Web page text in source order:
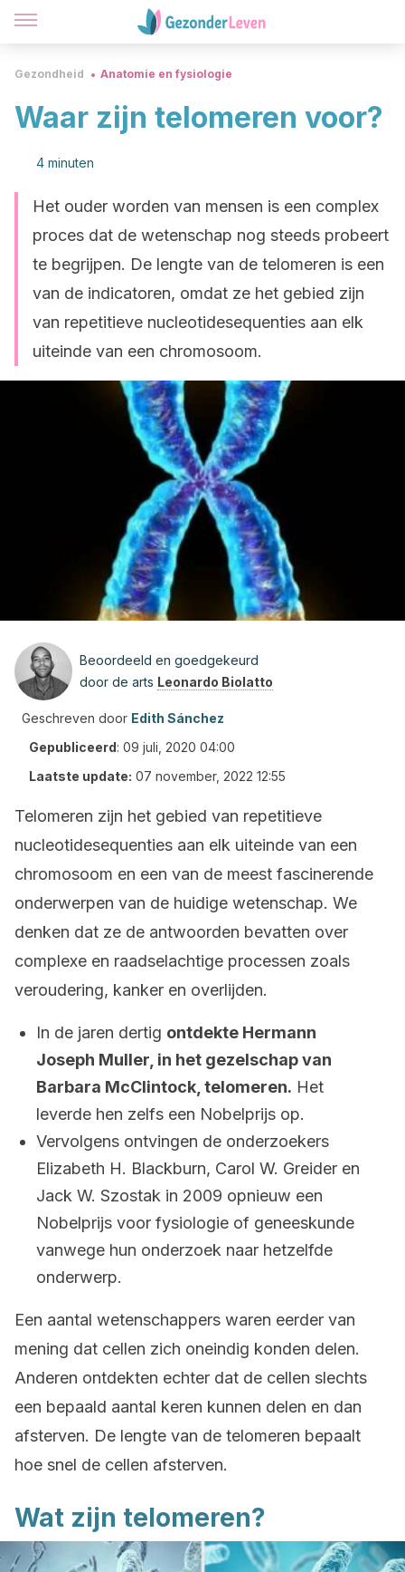
Gezondheid Anatomie en fysiologie
Waar zijn telomeren voor?
4 minuten
Het ouder worden van mensen is een complex
proces dat de wetenschap nog steeds probeert
te begrijpen. De lengte van de telomeren is een
van de indicatoren, omdat ze het gebied zijn
van repetitieve nucleotidesequenties aan elk
uiteinde van een chromosoom.
Beoordeeld en goedgekeurd
door de arts Leonardo Biolatto
Geschreven door Edith Sánchez
Gepubliceerd: 09 juli, 2020 04:00
Laatste update: 07 november, 2022 12:55
Telomeren zijn het gebied van repetitieve
nucleotidesequenties aan elk uiteinde van een
chromosoom en een van de meest fascinerende
onderwerpen van de huidige wetenschap. We
denken dat ze de antwoorden bevatten over
complexe en raadselachtige processen zoals
veroudering, kanker en overlijden.
In de jaren dertig ontdekte Hermann
Joseph Muller, in het gezelschap van
Barbara McClintock, telomeren. Het
leverde hen zelfs een Nobelprijs op.
Vervolgens ontvingen de onderzoekers
Elizabeth H. Blackburn, Carol W. Greider en
Jack W. Szostak in 2009 opnieuw een
Nobelprijs voor fysiologie of geneeskunde
vanwege hun onderzoek naar hetzelfde
onderwerp.
Een aantal wetenschappers waren eerder van
mening dat cellen zich oneindig konden delen.
Anderen ontdekten echter dat de cellen slechts
een bepaald aantal keren kunnen delen en dan
afsterven. De lengte van de telomeren bepaalt
hoe snel de cellen afsterven.
Wat zijn telomeren?